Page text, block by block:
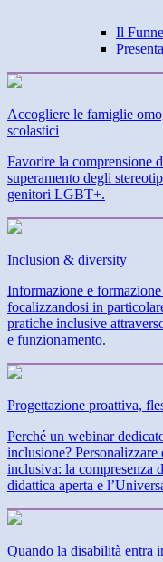
Il
Accogliere le famiglie
scolastici
Favorire la comprensione
superamento degli
genitori LGBT+.
Inclusion & diversity
Informazione e
focalizzandosi in
pratiche inclusive
e funzionamento.
Progettazione proattiva,
Perché un webinar
inclusione?
inclusiva: la compresenza
didattica aperta e
Quando la disabilità entra